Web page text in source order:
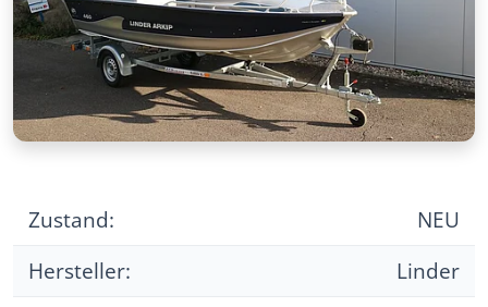
Zustand:
NEU
Hersteller:
Linder